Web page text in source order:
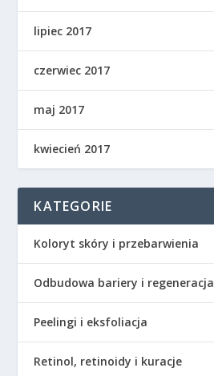
lipiec 2017
czerwiec 2017
maj 2017
kwiecień 2017
KATEGORIE
Koloryt skóry i przebarwienia
Odbudowa bariery i regeneracja
Peelingi i eksfoliacja
Retinol, retinoidy i kuracje